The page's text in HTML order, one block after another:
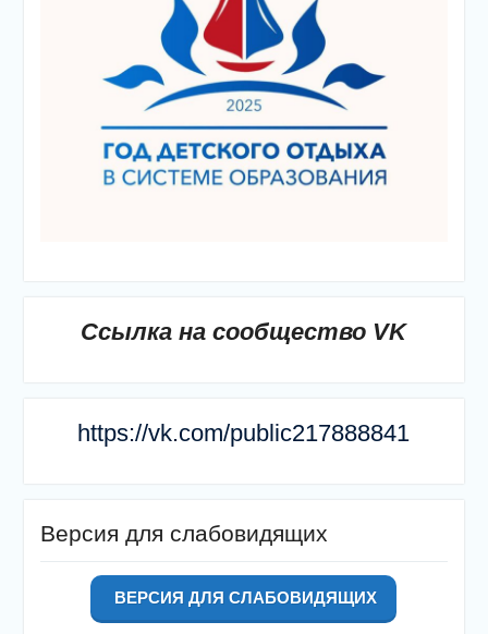
Ссылка на сообщество VK
https://vk.com/public217888841
Версия для слабовидящих
ВЕРСИЯ ДЛЯ СЛАБОВИДЯЩИХ